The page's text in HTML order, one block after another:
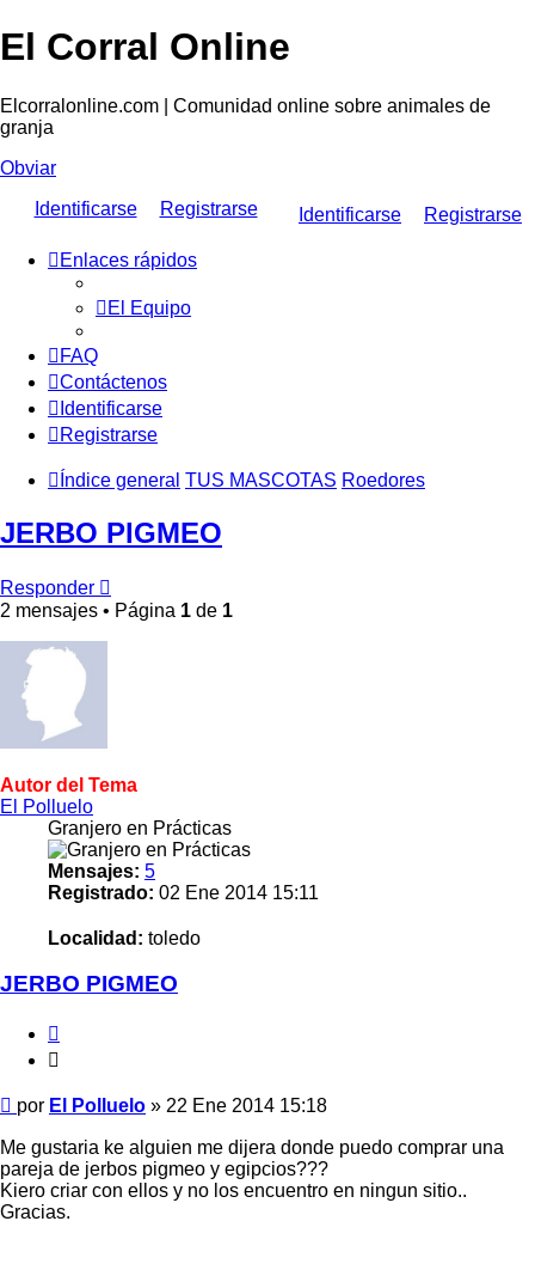
El Corral Online
Elcorralonline.com | Comunidad online sobre animales de
granja
Obviar
Identificarse Registrarse
Identificarse Registrarse
Enlaces rápidos
El Equipo
FAQ
Contáctenos
Identificarse
Registrarse
Índice general TUS MASCOTAS Roedores
JERBO PIGMEO
Responder
2 mensajes • Página 1 de 1
Autor del Tema
El Polluelo
Granjero en Prácticas
Mensajes: 5
Registrado: 02 Ene 2014 15:11
Localidad: toledo
JERBO PIGMEO
Mensaje
por El Polluelo » 22 Ene 2014 15:18
Me gustaria ke alguien me dijera donde puedo comprar una
pareja de jerbos pigmeo y egipcios???
Kiero criar con ellos y no los encuentro en ningun sitio..
Gracias.